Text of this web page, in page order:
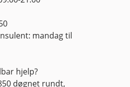
mandag til
hjelp?
døgnet rundt,